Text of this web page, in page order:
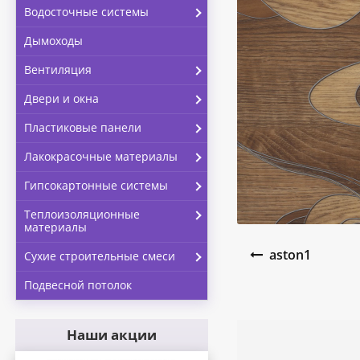
Навигация по
aston1
Водосточные системы
Дымоходы
Вентиляция
Двери и окна
Пластиковые панели
Лакокрасочные материалы
Гипсокартонные системы
Теплоизоляционные
материалы
Сухие строительные смеси
Подвесной потолок
Наши акции